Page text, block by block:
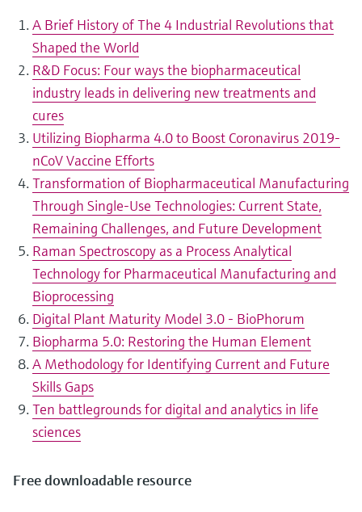
A Brief History of The 4 Industrial Revolutions that
Shaped the World
R&D Focus: Four ways the biopharmaceutical
industry leads in delivering new treatments and
cures
Utilizing Biopharma 4.0 to Boost Coronavirus 2019-
nCoV Vaccine Efforts
Transformation of Biopharmaceutical Manufacturing
Through Single-Use Technologies: Current State,
Remaining Challenges, and Future Development
Raman Spectroscopy as a Process Analytical
Technology for Pharmaceutical Manufacturing and
Bioprocessing
Digital Plant Maturity Model 3.0 - BioPhorum
Biopharma 5.0: Restoring the Human Element
A Methodology for Identifying Current and Future
Skills Gaps
Ten battlegrounds for digital and analytics in life
sciences
Free downloadable resource